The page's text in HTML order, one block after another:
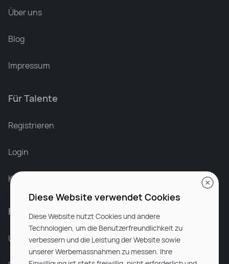
Über uns
Blog
Impressum
Für Talente
Registrieren
Login
Karriere bei Rocken
Für Unternehmen
Unsere Dienstleistungen
Diese Website verwendet Cookies
Diese Website nutzt Cookies und andere
Technologien, um die Benutzerfreundlichkeit zu
verbessern und die Leistung der Website sowie
unserer Werbemassnahmen zu messen. Ihre